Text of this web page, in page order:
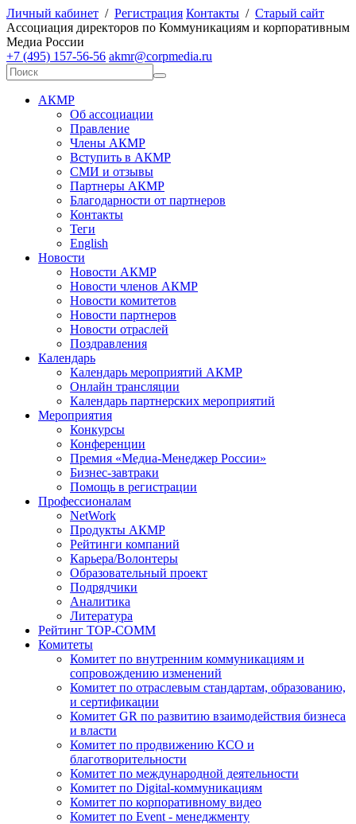
Личный кабинет / Регистрация Контакты / Старый сайт
Ассоциация директоров по Коммуникациям и корпоративным
Медиа России
+7 (495) 157-56-56 akmr@corpmedia.ru
АКМР
Об ассоциации
Правление
Члены АКМР
Вступить в АКМР
СМИ и отзывы
Партнеры АКМР
Благодарности от партнеров
Контакты
Теги
English
Новости
Новости АКМР
Новости членов АКМР
Новости комитетов
Новости партнеров
Новости отраслей
Поздравления
Календарь
Календарь мероприятий АКМР
Онлайн трансляции
Календарь партнерских мероприятий
Мероприятия
Конкурсы
Конференции
Премия «Медиа-Менеджер России»
Бизнес-завтраки
Помощь в регистрации
Профессионалам
NetWork
Продукты АКМР
Рейтинги компаний
Карьера/Волонтеры
Образовательный проект
Подрядчики
Аналитика
Литература
Рейтинг TOP-COMM
Комитеты
Комитет по внутренним коммуникациям и
сопровождению изменений
Комитет по отраслевым стандартам, образованию,
и сертификации
Комитет GR по развитию взаимодействия бизнеса
и власти
Комитет по продвижению КСО и
благотворительности
Комитет по международной деятельности
Комитет по Digital-коммуникациям
Комитет по корпоративному видео
Комитет по Event - менеджменту